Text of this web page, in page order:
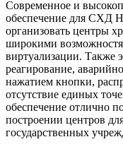
Современное и
обеспечение для СХД
организовать центры
широкими
виртуализации. Также
реагирование,
нажатием кнопки,
отсутствие единых
обеспечение отлично
построении центров
государственных